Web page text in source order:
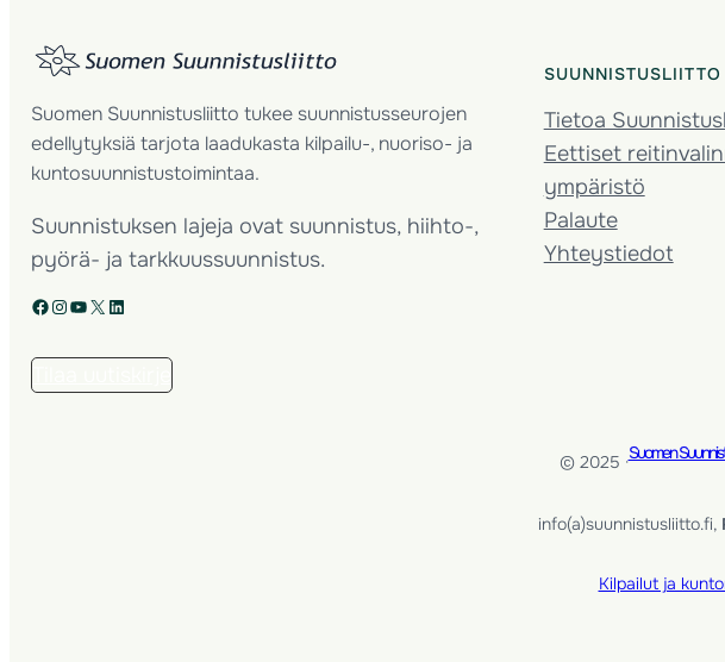
Suomen Suunnistusliitto tukee suunnistusseurojen
edellytyksiä tarjota laadukasta kilpailu-, nuoriso- ja
kuntosuunnistustoimintaa.
Suunnistuksen lajeja ovat suunnistus, hiihto-,
pyörä- ja tarkkuussuunnistus.
Facebook Instagram YouTube X LinkedIn
SUUNNISTUSLIITTO
Tietoa
Eettiset
ympäristö
Palaute
Yhteystiedot
© 2025 ·Suomen
info(a)suunnistusliitto.fi,
Kilpailut ja